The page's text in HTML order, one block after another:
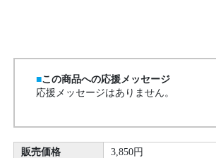
この商品への応援メッセージ
応援メッセージはありません。
販売価格
3,850円